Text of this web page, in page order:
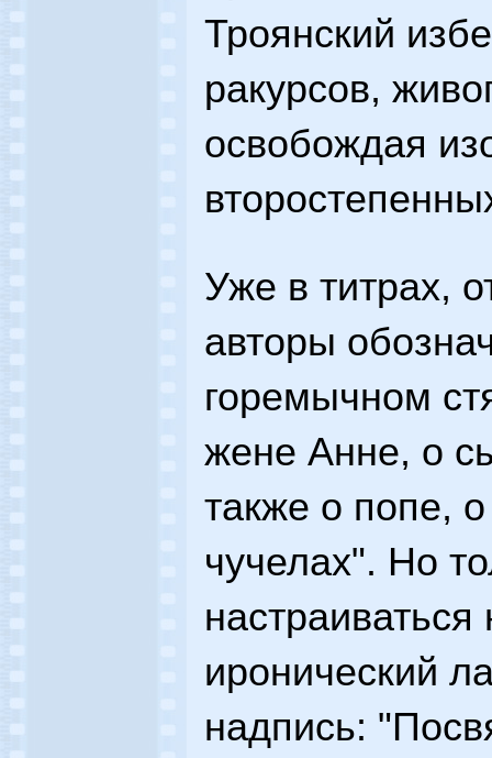
Троянский
ракурсов,
освобождая
Уже в титрах,
авторы
горемычном
жене Анне, о
также о попе,
чучелах". Но
иронический
надпись: